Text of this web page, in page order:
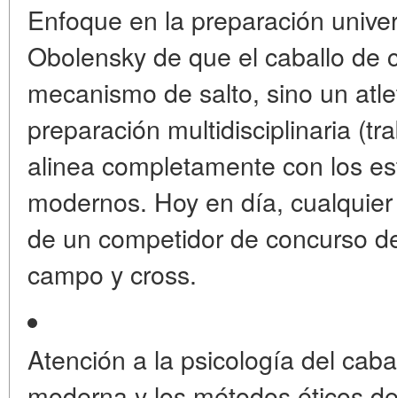
Enfoque en la preparación
Obolensky de que el caballo de
mecanismo de salto, sino un
preparación multidisciplinaria
alinea completamente con los
modernos. Hoy en día,
de un competidor de concurso
campo y cross.
Atención a la psicología del